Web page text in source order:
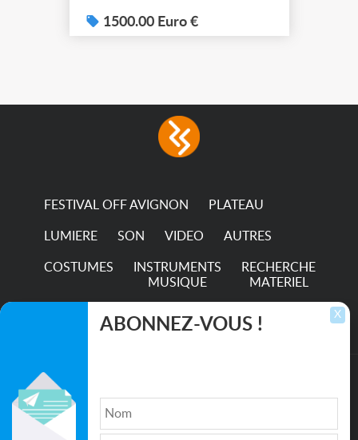
system – seven colour
LEDs providing the
consumption The
permanence of a 50,000-
1500.00 Euro €
FESTIVAL OFF AVIGNON PLATEAU
LUMIERE SON VIDEO AUTRES
COSTUMES
INSTRUMENTS
MUSIQUE
RECHERCHE
MATERIEL
TRANSPORTS X
ABONNEZ-VOUS !